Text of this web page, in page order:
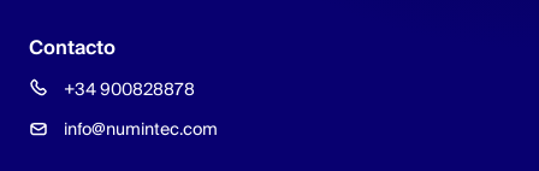
Contacto
+34 900828878
info@numintec.com